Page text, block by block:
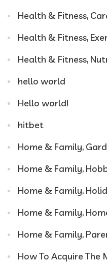
Health & Fitness,
Health & Fitness,
Health & Fitness,
hello world
Hello world!
hitbet
Home & Family,
Home & Family,
Home & Family,
Home & Family,
Home & Family,
How To Acquire The